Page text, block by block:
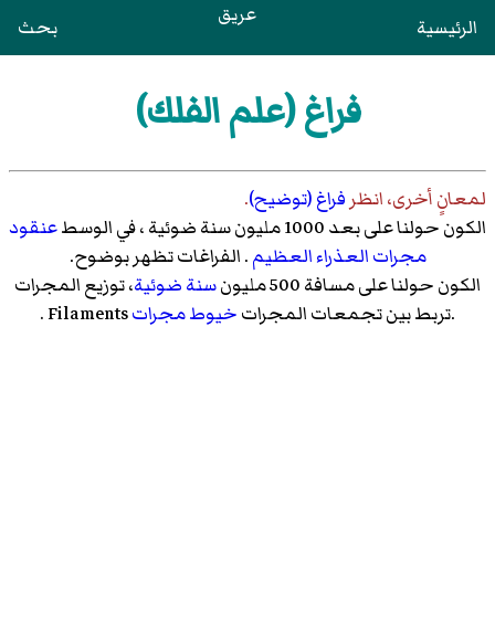
الرئيسية عريق بحث
فراغ (علم الفلك)
لمعانٍ أخرى، انظر فراغ (توضيح).
الكون حولنا على بعد 1000 مليون سنة ضوئية ، في الوسط
عنقود
مجرات العذراء العظيم. الفراغات تظهر بوضوح.
الكون حولنا على مسافة 500 مليون
سنة ضوئية، توزيع المجرات
.تربط بين تجمعات المجراتخيوط مجرات